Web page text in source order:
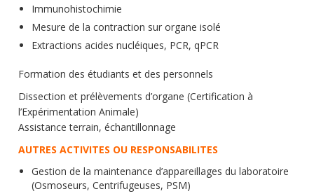
Immunohistochimie
Mesure de la contraction sur organe isolé
Extractions acides nucléiques, PCR, qPCR
Formation des étudiants et des personnels
Dissection et prélèvements d’organe (Certification à
l’Expérimentation Animale)
Assistance terrain, échantillonnage
AUTRES ACTIVITES OU RESPONSABILITES
Gestion de la maintenance d’appareillages du laboratoire
(Osmoseurs, Centrifugeuses, PSM)